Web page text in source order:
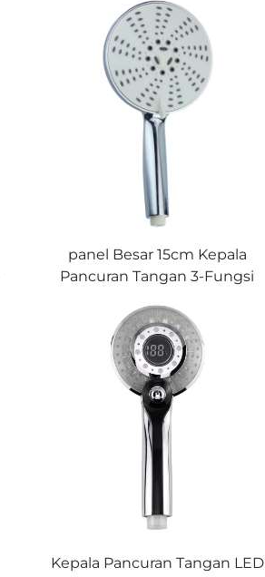
dalam Membuang Kotoran
Aliran Air Halus Selamat
Digunakan
panel Besar 15cm Kepala
Pancuran Tangan 3-Fungsi
Liputan Air Luas Nikmati
Mandian Menyegarkan
Kepala Pancuran Tangan LED